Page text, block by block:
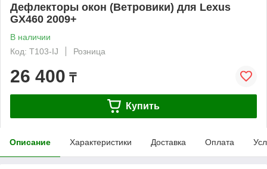
Дефлекторы окон (Ветровики) для Lexus
GX460 2009+
В наличии
Код: T103-IJ
Розница
26 400 ₸
Купить
Описание Характеристики Доставка Оплата